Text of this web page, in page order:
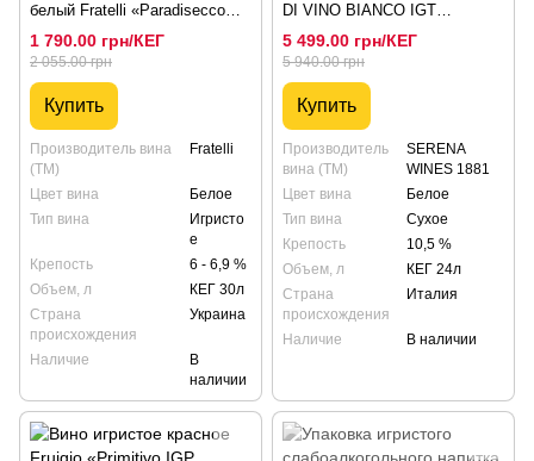
белый Fratelli «Paradisecco
(Парадисекко)», КЕГ 30 л
1 790.00 грн/КЕГ
2 055.00 грн
Купить
Производитель вина
(ТМ)
Fratelli
Цвет вина
Белое
Тип вина
Игристо
е
Крепость
6 - 6,9 %
Объем, л
КЕГ 30л
Страна
происхождения
Украина
Наличие
В
наличии
DI VINO BIANCO IGT
SERENA, КЕГ 24 литра
5 499.00 грн/КЕГ
5 940.00 грн
Купить
Производитель
вина (ТМ)
SERENA
WINES 1881
Цвет вина
Белое
Тип вина
Сухое
Крепость
10,5 %
Объем, л
КЕГ 24л
Страна
происхождения
Италия
Наличие В наличии